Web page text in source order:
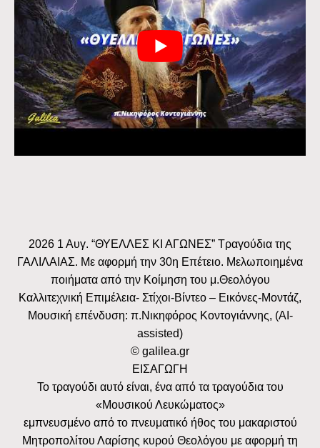
2026 1 Αυγ. “ΘΥΕΛΛΕΣ ΚΙ ΑΓΩΝΕΣ” Τραγούδια της
ΓΑΛΙΛΑΙΑΣ. Με αφορμή την 30η Επέτειο. Μελωποιημένα
ποιήματα από την Κοίμηση του μ.Θεολόγου
Καλλιτεχνική Επιμέλεια- Στίχοι-Βίντεο – Εικόνες-Μοντάζ,
Μουσική επένδυση: π.Νικηφόρος Κοντογιάννης, (AI-
assisted)
© galilea.gr
ΕΙΣΑΓΩΓΗ
Το τραγούδι αυτό είναι, ένα από τα τραγούδια του
«Μουσικού Λευκώματος»
εμπνευσμένο από το πνευματικό ήθος του μακαριστού
Μητροπολίτου Λαρίσης κυρού Θεολόγου με αφορμή τη